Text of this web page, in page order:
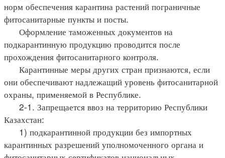
норм обеспечения карантина растений пограничные
фитосанитарные пункты и посты.
Оформление таможенных документов на
подкарантинную продукцию проводится после
прохождения фитосанитарного контроля.
Карантинные меры других стран признаются, если
они обеспечивают надлежащий уровень фитосанитарной
охраны, применяемой в Республике.
2-1. Запрещается ввоз на территорию Республики
Казахстан:
1) подкарантинной продукции без импортных
карантинных разрешений уполномоченного органа и